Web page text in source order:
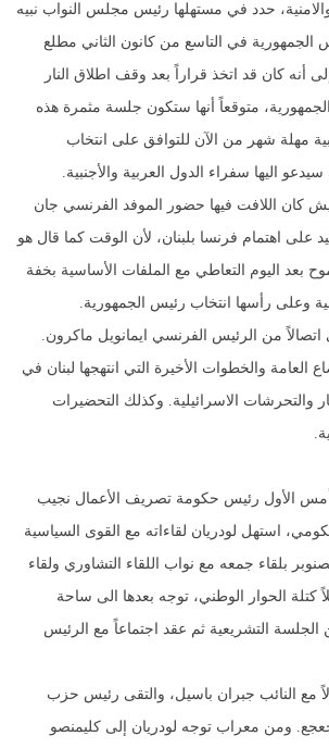
حدد في مستهلها رئيس مجلس النواب نبيه
في التاسع من كانون الثاني مطلع
أنه كان قد اتخذ قراراً بعد وقف اطلاق النار
متوقعاً أنها ستكون جلسة مثمرة هذه
مهلة شهر من الآن للتوافق على انتخاب
اليها سفراء الدول العربية والأجنبية.
كان اللافت فيها حضور الموفد الفرنسي جان
على اهتمام فرنسا بلبنان، لأن الوقت كما قال هو
بعد اليوم التعاطي مع الملفات الأساسية بخفة
وعلى رأسها انتخاب رئيس الجمهورية.
من الرئيس الفرنسي ايمانويل ماكرون.
والخطوات الأخيرة التي انتهجها لبنان في
والتحرشات الاسرائيلية. وكذلك التحضيرات
أمس الأول رئيس حكومة تصريف الأعمال نجيب
استهل لودريان لقاءاته مع القوى السياسية
بلقاء جمعه مع نواب اللقاء التشاوري ولقاء
كتلة الحوار الوطني، توجه بعدها الى ساحة
التشريعية ثم عقد اجتماعاً مع الرئيس
مع النائب جبران باسيل، والتقى رئيس حزب
جعجع. ومن معراب توجه لودريان إلى كليمنصو